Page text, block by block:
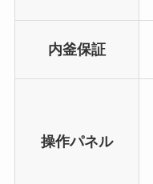
内釜保証
操作パネル